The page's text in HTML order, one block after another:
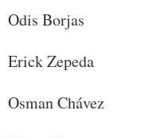
Odis Borjas
Erick Zepeda
Osman Chávez